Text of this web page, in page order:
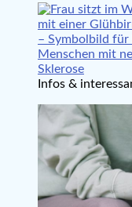
Infos &